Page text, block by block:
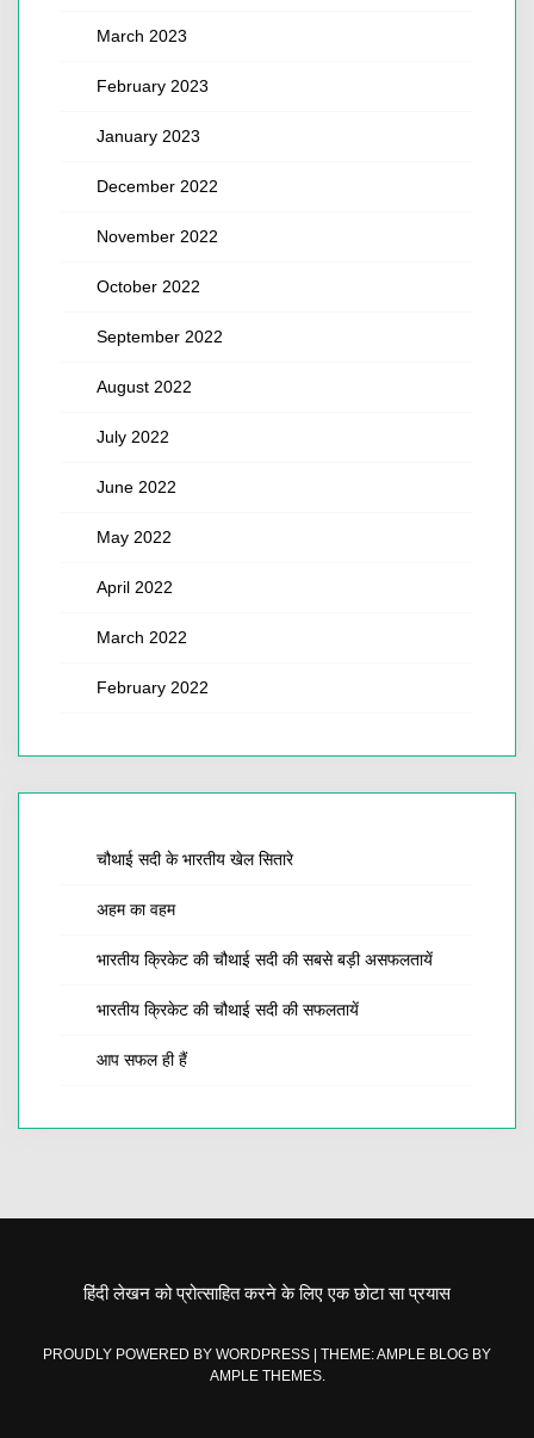
March 2023
February 2023
January 2023
December 2022
November 2022
October 2022
September 2022
August 2022
July 2022
June 2022
May 2022
April 2022
March 2022
February 2022
चौथाई सदी के भारतीय खेल सितारे
अहम का वहम
भारतीय क्रिकेट की चौथाई सदी की सबसे बड़ी असफलतायें
भारतीय क्रिकेट की चौथाई सदी की सफलतायें
आप सफल ही हैं
हिंदी लेखन को प्रोत्साहित करने के लिए एक छोटा सा प्रयास
PROUDLY POWERED BY WORDPRESS
THEME: AMPLE BLOG BY
AMPLE THEMES.